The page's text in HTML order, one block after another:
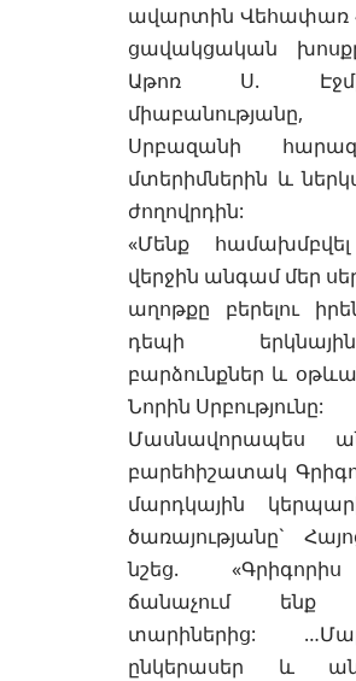
ավարտին Վեհափառ
ցավակցական
Աթոռ Ս.
միաբանությանը,
Սրբազանի
մտերիմներին և
ժողովրդին:
«Մենք
վերջին անգամ մեր
աղոթքը բերելու
դեպի
բարձունքներ և
Նորին Սրբությունը:
Մասնավորապես
բարեհիշատակ
մարդկային
ծառայությանը`
նշեց.
ճանաչում ենք
տարիներից:
ընկերասեր և